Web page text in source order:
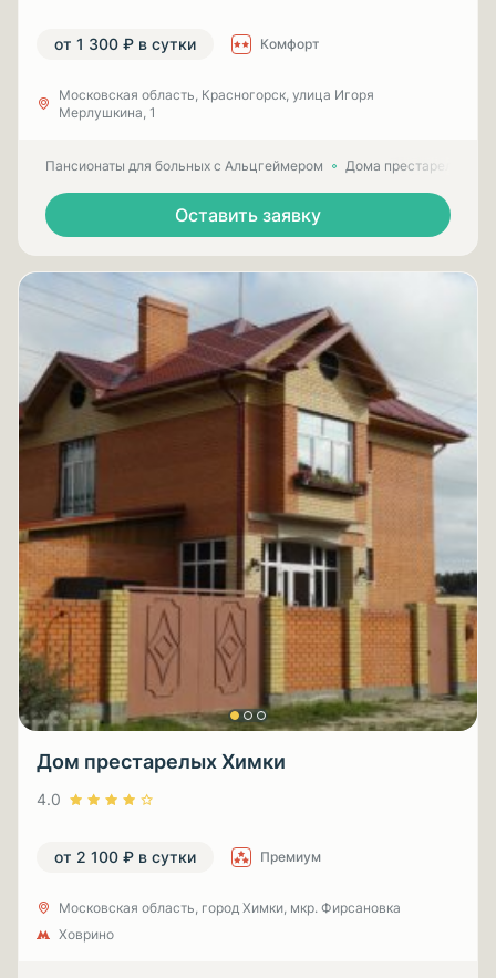
от 1 300 ₽ в сутки Комфорт
Московская область, Красногорск, улица Игоря
Мерлушкина, 1
Пансионаты для больных с Альцгеймером Дома престарелых
Оставить заявку
Дом престарелых Химки
4.0
от 2 100 ₽ в сутки Премиум
Московская область, город Химки, мкр. Фирсановка
Ховрино